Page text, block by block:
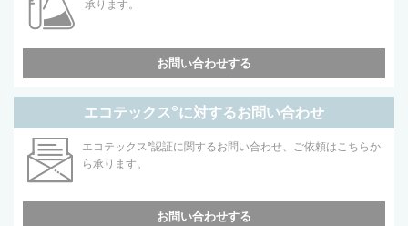
承ります。
お問い合わせする
エコテックス®に対するお問い合わせ
エコテックス®認証に関するお問い合わせ、ご依頼はこちらか
ら承ります。
お問い合わせする